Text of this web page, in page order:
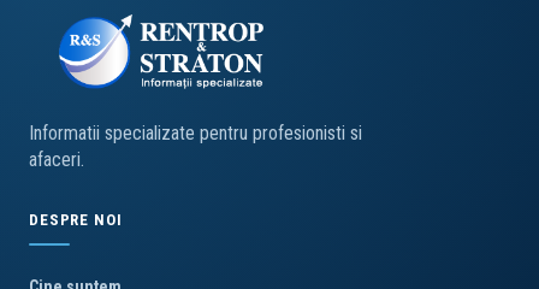
Informatii specializate pentru profesionisti si
afaceri.
DESPRE NOI